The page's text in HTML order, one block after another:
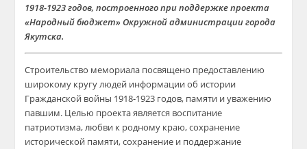
1918-1923 годов, построенного при поддержке проекта
«Народный бюджет» Окружной администрации города
Якутска.
Строительство мемориала посвящено предоставлению
широкому кругу людей информации об истории
Гражданской войны 1918-1923 годов, памяти и уважению
павшим. Целью проекта является воспитание
патриотизма, любви к родному краю, сохранение
исторической памяти, сохранение и поддержание